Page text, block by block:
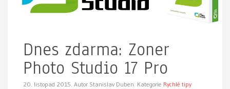
Dnes zdarma: Zoner
Photo Studio 17 Pro
20. listopad 2015. Autor Stanislav Duben. Kategorie Rychlé tipy